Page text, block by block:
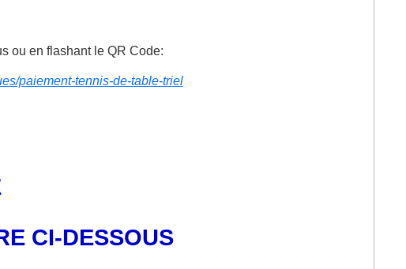
ou en flashant le QR Code:
paiement-tennis-de-table-triel
CI-DESSOUS